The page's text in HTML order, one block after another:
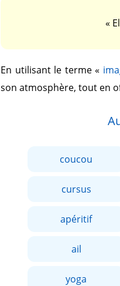
«
En utilisant le terme «
son atmosphère, tout en
coucou
cursus
apéritif
ail
yoga